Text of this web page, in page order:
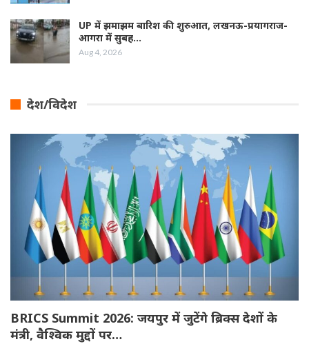
UP में झमाझम बारिश की शुरुआत, लखनऊ-प्रयागराज-
आगरा में सुबह…
Aug 4, 2026
देश/विदेश
BRICS Summit 2026: जयपुर में जुटेंगे ब्रिक्स देशों के
मंत्री, वैश्विक मुद्दों पर…